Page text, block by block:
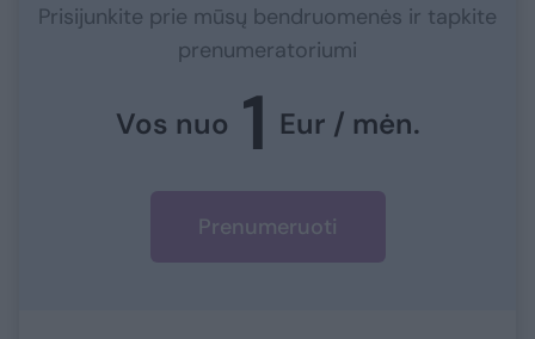
Prisijunkite prie mūsų bendruomenės ir tapkite
prenumeratoriumi
Vos nuo 1 Eur / mėn.
Prenumeruoti